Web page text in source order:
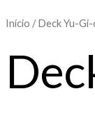
Início / Deck Yu-